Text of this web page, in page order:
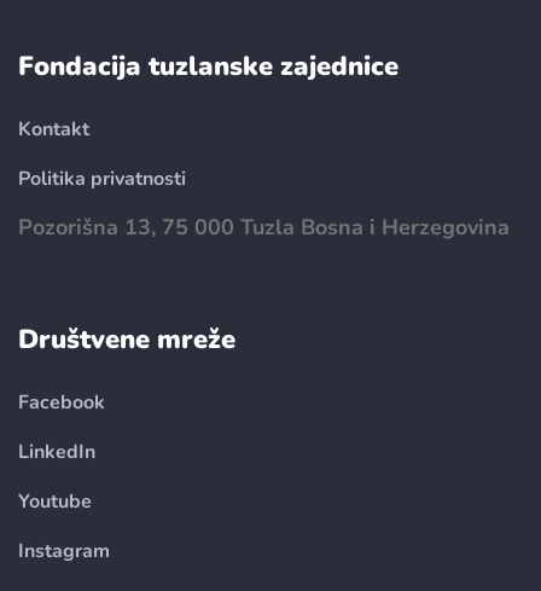
Fondacija tuzlanske zajednice
Kontakt
Politika privatnosti
Pozorišna 13, 75 000 Tuzla Bosna i Herzegovina
Društvene mreže
Facebook
LinkedIn
Youtube
Instagram